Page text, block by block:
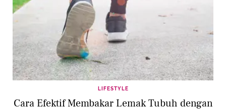
LIFESTYLE
Cara Efektif Membakar Lemak Tubuh dengan